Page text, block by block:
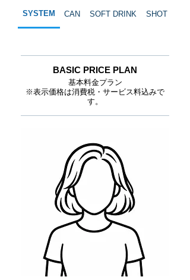
SYSTEM CAN SOFT DRINK SHOT
BASIC PRICE PLAN
基本料金プラン
※表示価格は消費税・サービス料込みで
す。